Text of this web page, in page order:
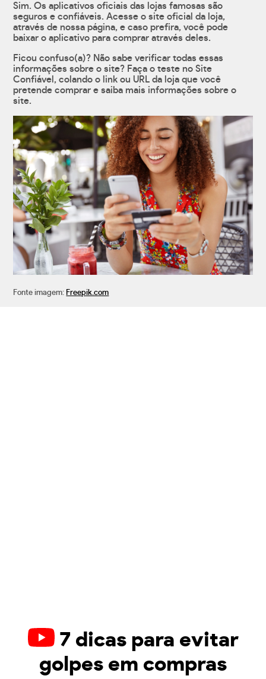
Sim. Os aplicativos oficiais das lojas famosas são
seguros e confiáveis. Acesse o site oficial da loja,
através de nossa página, e caso prefira, você pode
baixar o aplicativo para comprar através deles.
Ficou confuso(a)? Não sabe verificar todas essas
informações sobre o site? Faça o teste no Site
Confiável, colando o link ou URL da loja que você
pretende comprar e saiba mais informações sobre o
site.
Fonte imagem: Freepik.com
7 dicas para evitar
golpes em compras